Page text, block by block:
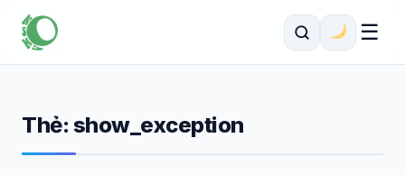
☰
Thẻ: show_exception